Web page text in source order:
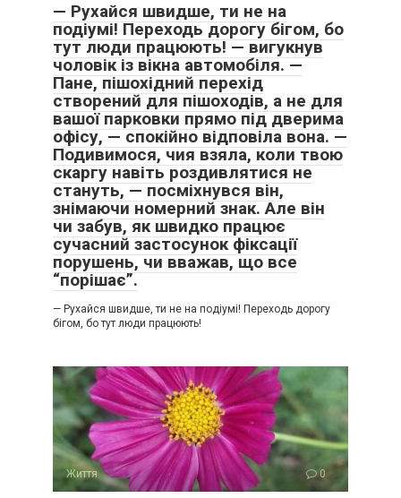
— Рухайся швидше, ти не на
подіумі! Переходь дорогу бігом, бо
тут люди працюють! — вигукнув
чоловік із вікна автомобіля. —
Пане, пішохідний перехід
створений для пішоходів, а не для
вашої парковки прямо під дверима
офісу, — спокійно відповіла вона. —
Подивимося, чия взяла, коли твою
скаргу навіть роздивлятися не
стануть, — посміхнувся він,
знімаючи номерний знак. Але він
чи забув, як швидко працює
сучасний застосунок фіксації
порушень, чи вважав, що все
“порішає”.
— Рухайся швидше, ти не на подіумі! Переходь дорогу
бігом, бо тут люди працюють!
Життя 0